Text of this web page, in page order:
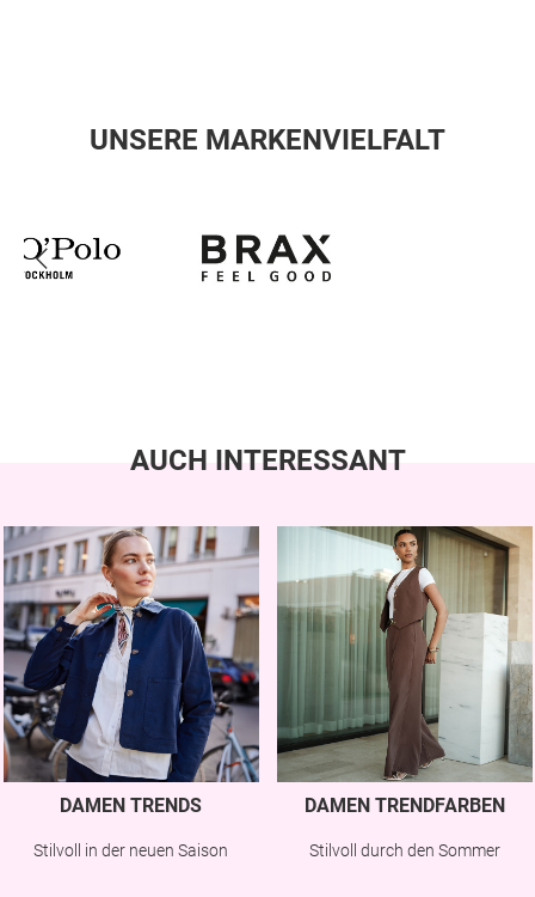
UNSERE MARKENVIELFALT
AUCH INTERESSANT
DAMEN TRENDS
Stilvoll in der neuen Saison
DAMEN TRENDFARBEN
Stilvoll durch den Sommer